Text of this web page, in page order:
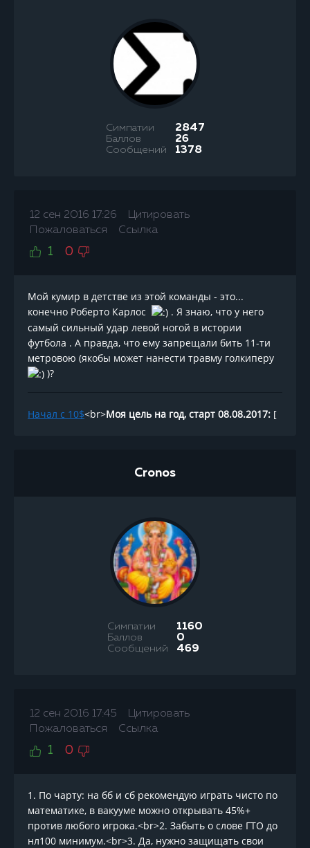
Симпатии 2847
Баллов 26
Сообщений 1378
12 сен 2016 17:26
Цитировать
Пожаловаться
Ссылка
1 0
Мой кумир в детстве из этой команды - это...
конечно Роберто Карлос
. Я знаю, что у него
самый сильный удар левой ногой в истории
футбола . А правда, что ему запрещали бить 11-ти
метровою (якобы может нанести травму голкиперу
)?
Начал с 10$<br>Моя цель на год, старт 08.08.2017: [
Cronos
Симпатии 1160
Баллов 0
Сообщений 469
12 сен 2016 17:45
Цитировать
Пожаловаться
Ссылка
1 0
1. По чарту: на бб и сб рекомендую играть чисто по
математике, в вакууме можно открывать 45%+
против любого игрока.<br>2. Забыть о слове ГТО до
нл100 минимум.<br>3. Да, нужно защищать свои